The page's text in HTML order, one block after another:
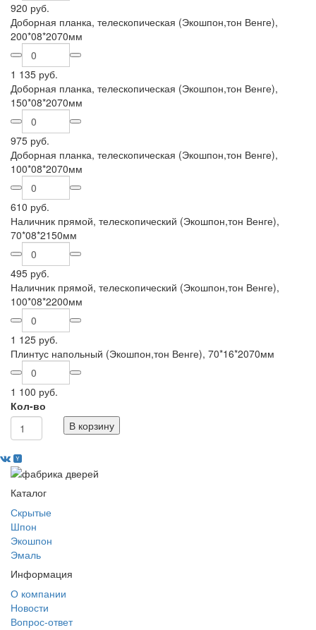
920 руб.
Доборная планка, телескопическая (Экошпон,тон Венге),
200*08*2070мм
1 135 руб.
Доборная планка, телескопическая (Экошпон,тон Венге),
150*08*2070мм
975 руб.
Доборная планка, телескопическая (Экошпон,тон Венге),
100*08*2070мм
610 руб.
Наличник прямой, телескопический (Экошпон,тон Венге),
70*08*2150мм
495 руб.
Наличник прямой, телескопический (Экошпон,тон Венге),
100*08*2200мм
1 125 руб.
Плинтус напольный (Экошпон,тон Венге), 70*16*2070мм
1 100 руб.
Кол-во
В корзину
Каталог
Скрытые
Шпон
Экошпон
Эмаль
Информация
О компании
Новости
Вопрос-ответ